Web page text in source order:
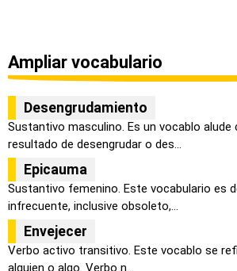
Ampliar vocabulario
Desengrudamiento
Sustantivo masculino. Es un vocablo
resultado de desengrudar o des...
Epicauma
Sustantivo femenino. Este vocabulario es
infrecuente, inclusive obsoleto,...
Envejecer
Verbo activo transitivo. Este vocablo se
alguien o algo. Verbo n...